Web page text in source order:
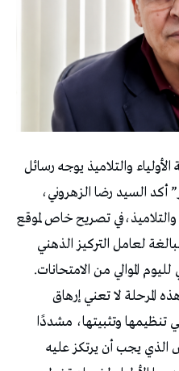
والتلاميذ يوجه رسائل
أكد السيد رضا الزهروني،
تصريح خاص لموقع
لعامل التركيز الذهني
الموالي من الامتحانات.
المرحلة لا تعني إرهاق
تنظيمها وتثبيتها، مشددًا
الذي يجب أن يرتكز عليه